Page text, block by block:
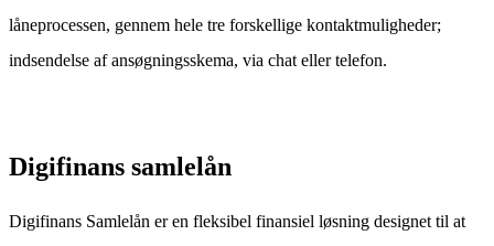
låneprocessen, gennem hele tre forskellige kontaktmuligheder;
indsendelse af ansøgningsskema, via chat eller telefon.
Digifinans samlelån
Digifinans Samlelån er en fleksibel finansiel løsning designet til at